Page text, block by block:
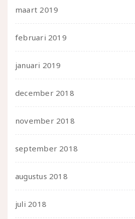
maart 2019
februari 2019
januari 2019
december 2018
november 2018
september 2018
augustus 2018
juli 2018